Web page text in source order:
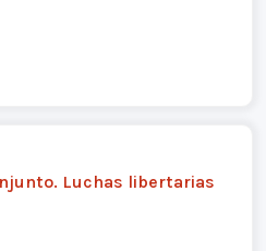
Luchas libertarias